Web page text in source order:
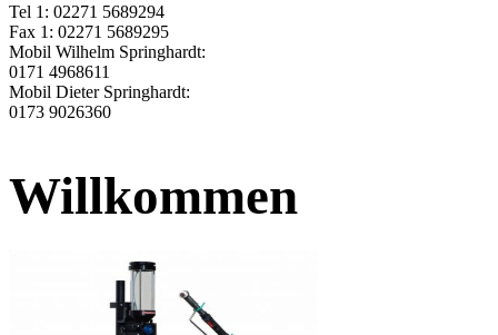
Tel 1: 02271 5689294
Fax 1: 02271 5689295
Mobil Wilhelm Springhardt:
0171 4968611
Mobil Dieter Springhardt:
0173 9026360
Willkommen